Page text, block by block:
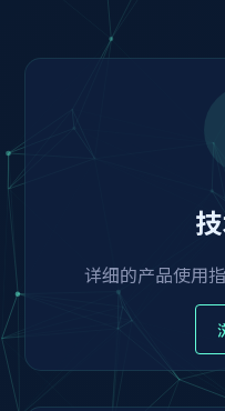
详细的产品使用